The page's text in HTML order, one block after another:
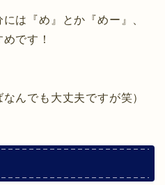
は『め』とか『めー』、
です！
んでも大丈夫ですが笑）